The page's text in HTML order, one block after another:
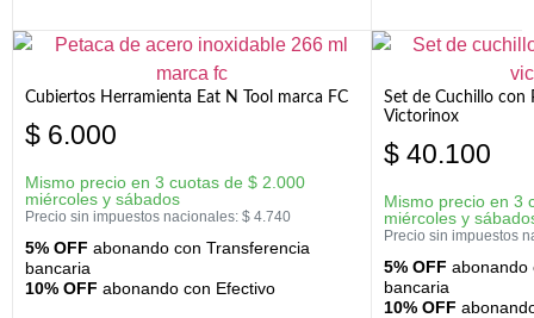
Cubiertos Herramienta Eat N Tool marca FC
$ 6.000
Mismo precio en 3 cuotas de $ 2.000
miércoles y sábados
Precio sin impuestos nacionales: $ 4.740
5% OFF abonando con Transferencia
bancaria
10% OFF abonando con Efectivo
Set de Cuchillo con
Victorinox
$ 40.100
Mismo precio en 3
miércoles y
Precio sin impuestos
5% OFF abonando
bancaria
10% OFF